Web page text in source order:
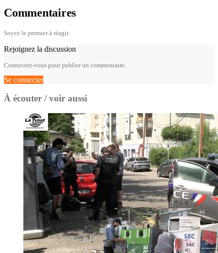
Commentaires
Soyez le premier à réagir.
Rejoignez la discussion
Connectez-vous pour publier un commentaire.
Se connecter
À écouter / voir aussi